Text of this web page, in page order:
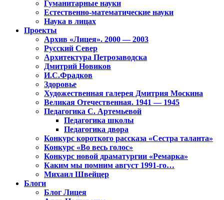
Гуманитарные науки
Естественно-математические науки
Наука в лицах
Проекты
Архив «Лицея». 2000 — 2003
Русский Север
Архитектура Петрозаводска
Дмитрий Новиков
И.С.Фрадков
Здоровье
Художественная галерея Дмитрия Москина
Великая Отечественная. 1941 — 1945
Педагогика С. Артемьевой
Педагогика школы
Педагогика двора
Конкурс короткого рассказа «Сестра таланта»
Конкурс «Во весь голос»
Конкурс новой драматургии «Ремарка»
Каким мы помним август 1991-го…
Михаил Швейцер
Блоги
Блог Лицея